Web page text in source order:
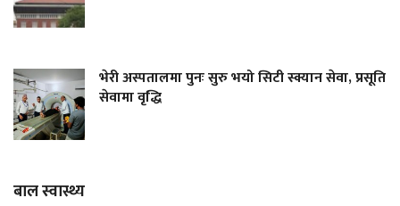
भेरी अस्पतालमा पुनः सुरु भयो सिटी स्क्यान सेवा, प्रसूति
सेवामा वृद्धि
बाल स्वास्थ्य